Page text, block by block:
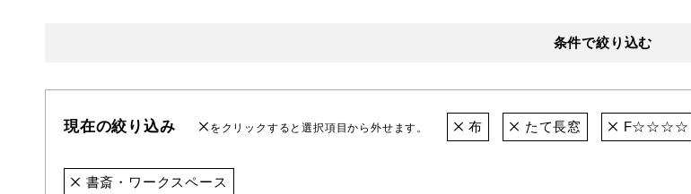
条件で絞り込む
現在の絞り込み をクリックすると選択項目から外せます。 布 たて長窓 F☆☆☆☆
書斎・ワークスペース